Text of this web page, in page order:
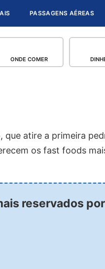
PASSAGENS AÉREAS
ONDE COMER
atire a primeira
os fast foods
reservados